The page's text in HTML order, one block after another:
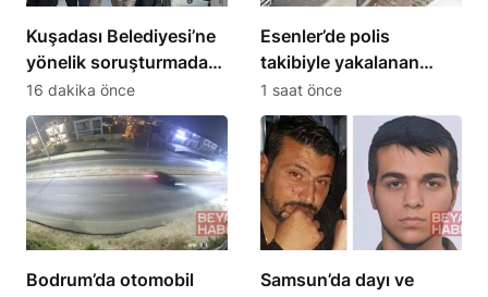
Kuşadası Belediyesi’ne
yönelik soruşturmada
16 şüpheli adliyeye sevk
edildi
16 dakika önce
Esenler’de polis
takibiyle yakalanan
Ahmet G.’nin sigara
paketinden uyuşturucu
çıktı
1 saat önce
Bodrum’da otomobil
Samsun’da dayı ve